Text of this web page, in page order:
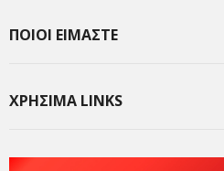
ΠΟΙΟΙ ΕΙΜΑΣΤΕ
ΧΡΗΣΙΜΑ LINKS